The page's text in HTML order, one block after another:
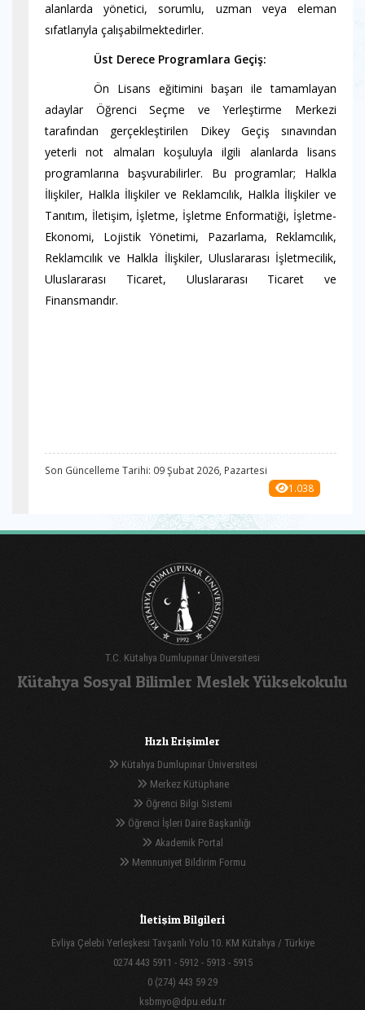
alanlarda yönetici, sorumlu, uzman veya eleman
sıfatlarıyla çalışabilmektedirler.
Üst Derece Programlara Geçiş:
Ön Lisans eğitimini başarı ile tamamlayan
adaylar Öğrenci Seçme ve Yerleştirme Merkezi
tarafından gerçekleştirilen Dikey Geçiş sınavından
yeterli not almaları koşuluyla ilgili alanlarda lisans
programlarına başvurabilirler. Bu programlar; Halkla
İlişkiler, Halkla İlişkiler ve Reklamcılık, Halkla İlişkiler ve
Tanıtım, İletişim, İşletme, İşletme Enformatiği, İşletme-
Ekonomi, Lojistik Yönetimi, Pazarlama, Reklamcılık,
Reklamcılık ve Halkla İlişkiler, Uluslararası İşletmecilik,
Uluslararası Ticaret, Uluslararası Ticaret ve
Finansmandır.
Son Güncelleme Tarihi: 09 Şubat 2026, Pazartesi
1.038
T.C. Kütahya Dumlupınar Üniversitesi
Kütahya Sosyal Bilimler Meslek Yüksekokulu
Hızlı Erişimler
Kütahya Dumlupınar Üniversitesi
Merkez Kütüphane
Öğrenci Bilgi Sistemi
Öğrenci İşleri Daire Başkanlığı
Akademik Portal
Memnuniyet Bildirim Formu
İletişim Bilgileri
Evliya Çelebi Yerleşkesi Tavşanlı Yolu 10. KM Kütahya / Türkiye
0274 443 5911 - 5912 - 5913 - 5915
0 (274) 443 59 29
ksbmyo@dpu.edu.tr